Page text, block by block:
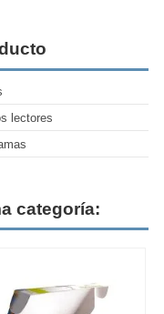
lectores
categoría: